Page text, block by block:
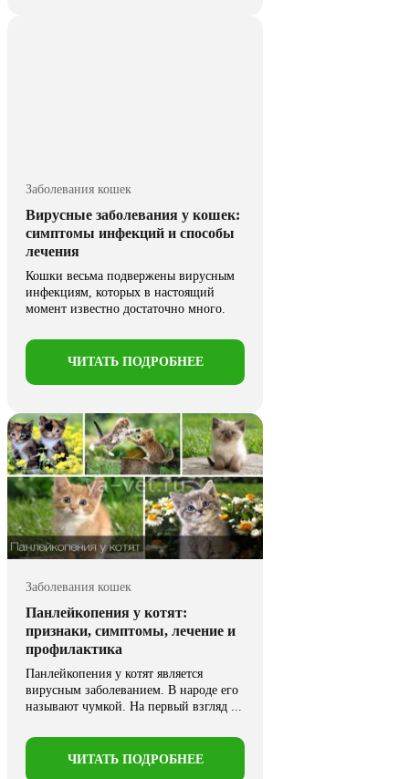
Заболевания кошек
Вирусные заболевания у кошек:
симптомы инфекций и способы
лечения
Кошки весьма подвержены вирусным
инфекциям, которых в настоящий
момент известно достаточно много.
ЧИТАТЬ ПОДРОБНЕЕ
Заболевания кошек
Панлейкопения у котят:
признаки, симптомы, лечение и
профилактика
Панлейкопения у котят является
вирусным заболеванием. В народе его
называют чумкой. На первый взгляд ...
ЧИТАТЬ ПОДРОБНЕЕ